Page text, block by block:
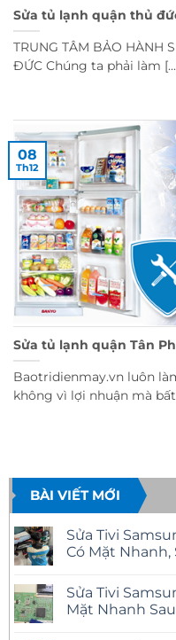
Sửa tủ lạnh quận thủ
TRUNG TÂM BẢO HÀNH
ĐỨC Chúng ta phải làm
Sửa tủ lạnh quận Tân
Baotridienmay.vn luôn
không vì lợi nhuận mà bất
08
Th12
BÀI VIẾT MỚI
Sửa Tivi
Có Mặt
bình
luận
ở
Sửa Tivi
Mặt Nhanh